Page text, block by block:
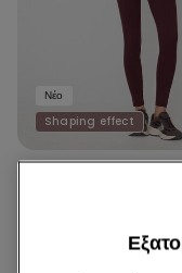
Νέο
Shaping effect